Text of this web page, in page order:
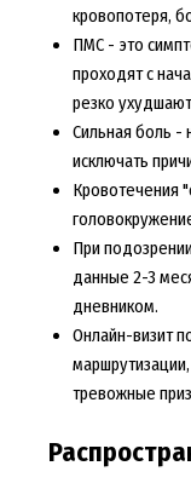
кровопотеря,
ПМС - это
проходят с
резко
Сильная боль -
исключать
Кровотечения
При
данные 2-3
дневником.
Онлайн-визит
тревожные